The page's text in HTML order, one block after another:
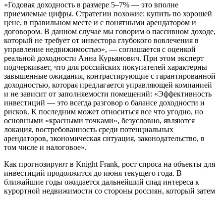
«Годовая доходность в размере 5–7% — это вполне
приемлемые цифры. Стратегии похожие: купить по хорошей
цене, в правильном месте и с понятными арендатором и
договором. В данном случае мы говорим о пассивном доходе,
который не требует от инвестора глубокого вовлечения в
управление недвижимостью», — соглашается с оценкой
реальной доходности Анна Курьянович. При этом эксперт
подчеркивает, что для российских покупателей характерны
завышенные ожидания, контрастирующие с гарантированной
доходностью, которая предлагается управляющей компанией
и не зависит от заполняемости помещений: «Эффективность
инвестиций — это всегда разговор о балансе доходности и
рисков. К последним может относиться все что угодно, но
основными «красными точками», безусловно, являются
локация, востребованность среди потенциальных
арендаторов, экономическая ситуация, законодательство, в
том числе и налоговое».
Как прогнозируют в Knight Frank, рост спроса на объекты для
инвестиций продолжится до июня текущего года. В
ближайшие годы ожидается дальнейший спад интереса к
курортной недвижимости со стороны россиян, который затем